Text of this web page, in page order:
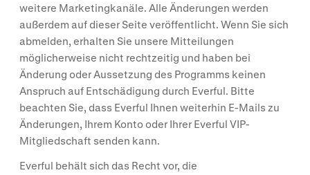
weitere Marketingkanäle. Alle Änderungen werden
außerdem auf dieser Seite veröffentlicht. Wenn Sie sich
abmelden, erhalten Sie unsere Mitteilungen
möglicherweise nicht rechtzeitig und haben bei
Änderung oder Aussetzung des Programms keinen
Anspruch auf Entschädigung durch Everful. Bitte
beachten Sie, dass Everful Ihnen weiterhin E-Mails zu
Änderungen, Ihrem Konto oder Ihrer Everful VIP-
Mitgliedschaft senden kann.
Everful behält sich das Recht vor, die